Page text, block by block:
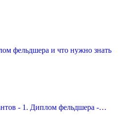
фельдшера и что нужно знать
- 1. Диплом фельдшера -…